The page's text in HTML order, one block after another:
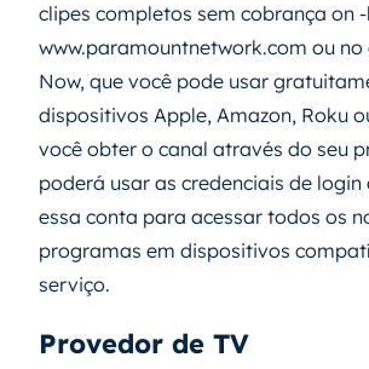
clipes completos sem cobrança on
www.paramountnetwork.com ou
Now, que você pode usar
dispositivos Apple, Amazon, Roku
você obter o canal através do seu
poderá usar as credenciais de login
essa conta para acessar todos os
programas em dispositivos
serviço.
Provedor de TV